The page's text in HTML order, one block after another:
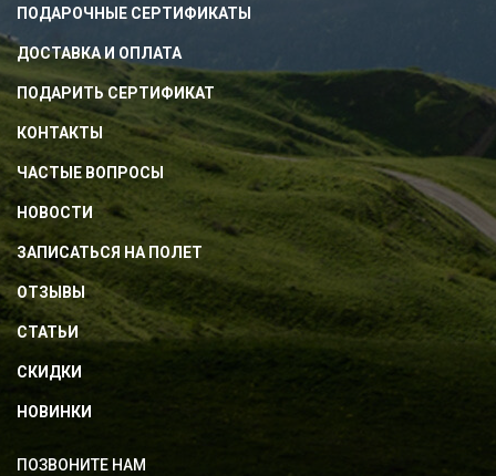
ПОДАРОЧНЫЕ СЕРТИФИКАТЫ
ДОСТАВКА И ОПЛАТА
ПОДАРИТЬ СЕРТИФИКАТ
КОНТАКТЫ
ЧАСТЫЕ ВОПРОСЫ
НОВОСТИ
ЗАПИСАТЬСЯ НА ПОЛЕТ
ОТЗЫВЫ
СТАТЬИ
СКИДКИ
НОВИНКИ
ПОЗВОНИТЕ НАМ